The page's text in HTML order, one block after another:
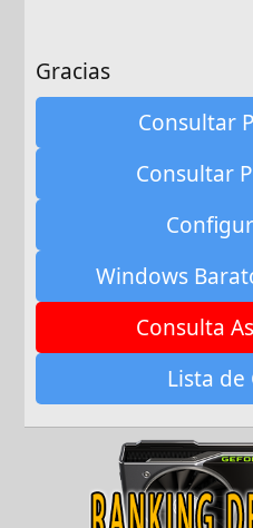
Gracias
Consultar
Consultar
Windows
Consulta
Lista de